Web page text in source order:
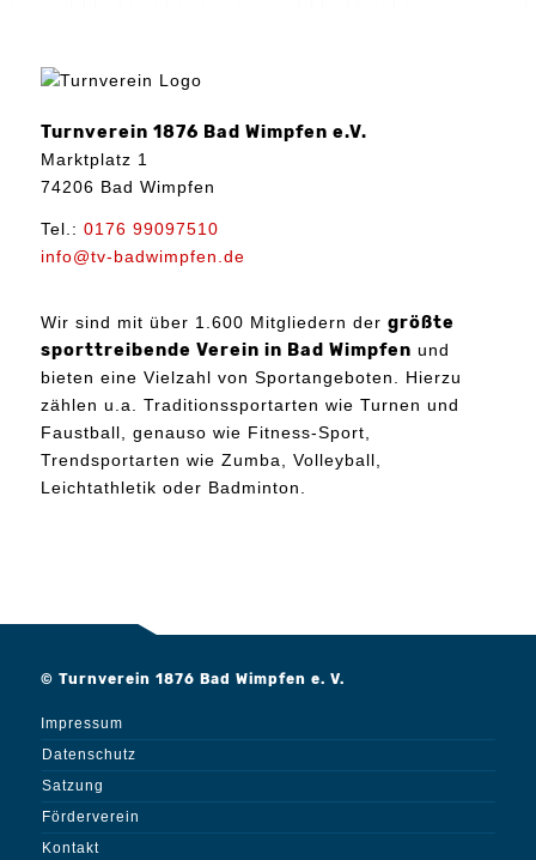
Turnverein 1876 Bad Wimpfen e.V.
Marktplatz 1
74206 Bad Wimpfen
Tel.: 0176 99097510
info@tv-badwimpfen.de
Wir sind mit über 1.600 Mitgliedern der größte
sporttreibende Verein in Bad Wimpfen und
bieten eine Vielzahl von Sportangeboten. Hierzu
zählen u.a. Traditionssportarten wie Turnen und
Faustball, genauso wie Fitness-Sport,
Trendsportarten wie Zumba, Volleyball,
Leichtathletik oder Badminton.
© Turnverein 1876 Bad Wimpfen e. V.
Impressum
Datenschutz
Satzung
Förderverein
Kontakt